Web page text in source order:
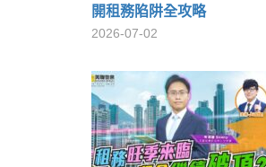
開租務陷阱全攻略
2026-07-02